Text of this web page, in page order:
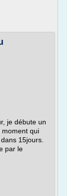
je débute un
qui
15jours.
par le